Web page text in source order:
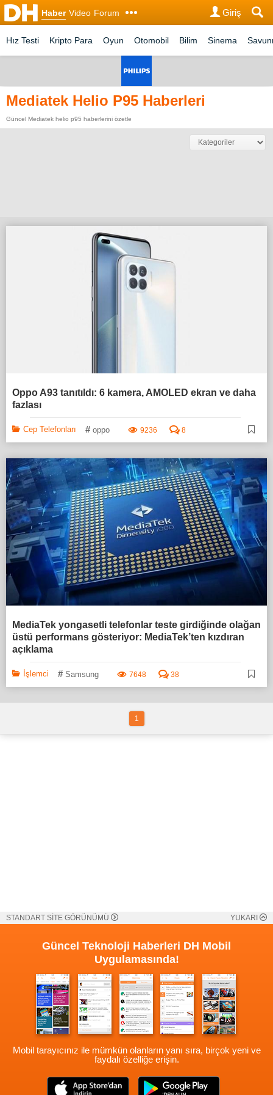
Haber Video Forum Giriş
Hız Testi Kripto Para Oyun Otomobil Bilim Sinema
Mediatek Helio P95 Haberleri
Güncel Mediatek helio p95 haberlerini özetle
Oppo A93 tanıtıldı: 6 kamera, AMOLED ekran ve daha
fazlası
Cep Telefonları # oppo 9236 8
MediaTek yongasetli telefonlar teste girdiğinde olağan
üstü performans gösteriyor: MediaTek’ten kızdıran
açıklama
İşlemci # Samsung 7648 38
1
STANDART SİTE GÖRÜNÜMÜ YUKARI
Güncel Teknoloji Haberleri DH Mobil
Uygulamasında!
Mobil tarayıcınız ile mümkün olanların yanı sıra, birçok yeni ve
faydalı özelliğe erişin.